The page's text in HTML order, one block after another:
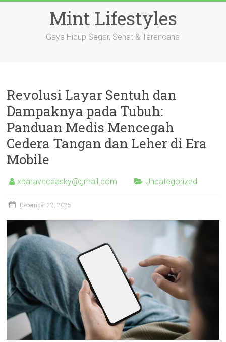
Mint Lifestyles
Gaya Hidup Segar, Sehat & Terencana
Revolusi Layar Sentuh dan
Dampaknya pada Tubuh:
Panduan Medis Mencegah
Cedera Tangan dan Leher di Era
Mobile
xbaravecaasky@gmail.com Uncategorized
December 22, 2025